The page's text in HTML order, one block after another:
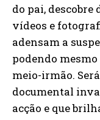
do pai,
vídeos e
adensam a
podendo
meio-irmão.
documental
acção e que